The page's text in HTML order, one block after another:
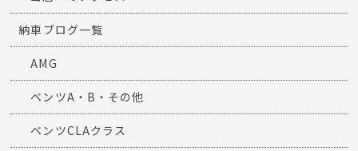
納車ブログ一覧
AMG
ベンツA・B・その他
ベンツCLAクラス